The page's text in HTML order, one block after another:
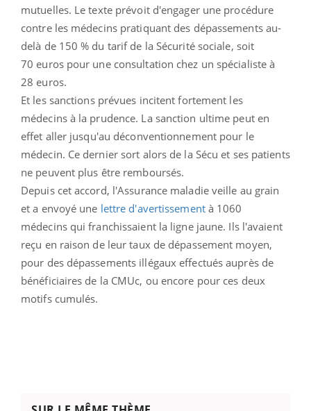
mutuelles. Le texte prévoit d'engager une procédure
contre les médecins pratiquant des dépassements au-
delà de 150 % du tarif de la Sécurité sociale, soit
70 euros pour une consultation chez un spécialiste à
28 euros.
Et les sanctions prévues incitent fortement les
médecins à la prudence. La sanction ultime peut en
effet aller jusqu'au déconventionnement pour le
médecin. Ce dernier sort alors de la Sécu et ses patients
ne peuvent plus être remboursés.
Depuis cet accord, l'Assurance maladie veille au grain
et a envoyé une lettre d'avertissementà 1060
médecins qui franchissaient la ligne jaune. Ils l'avaient
reçu en raison de leur taux de dépassement moyen,
pour des dépassements illégaux effectués auprès de
bénéficiaires de la CMUc, ou encore pour ces deux
motifs cumulés.